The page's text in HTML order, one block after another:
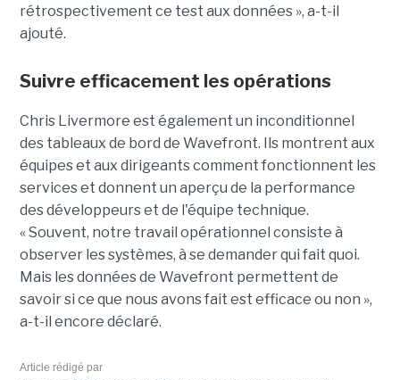
rétrospectivement ce test aux données », a-t-il
ajouté.
Suivre efficacement les opérations
Chris Livermore est également un inconditionnel
des tableaux de bord de Wavefront. Ils montrent aux
équipes et aux dirigeants comment fonctionnent les
services et donnent un aperçu de la performance
des développeurs et de l'équipe technique.
« Souvent, notre travail opérationnel consiste à
observer les systèmes, à se demander qui fait quoi.
Mais les données de Wavefront permettent de
savoir si ce que nous avons fait est efficace ou non »,
a-t-il encore déclaré.
Article rédigé par